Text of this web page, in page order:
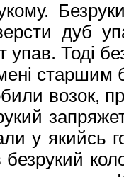
дуб
упав. Тоді
старшим
возок,
у якийсь